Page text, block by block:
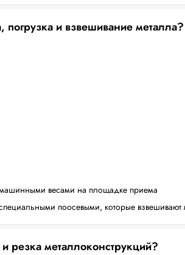
погрузка и взвешивание металла?
весами на площадке приема
поосевыми, которые
резка металлоконструкций?